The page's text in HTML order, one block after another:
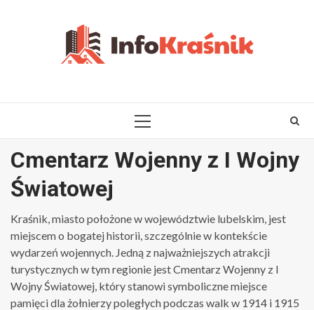
PRIMARY
Cmentarz Wojenny z I Wojny
Światowej
Kraśnik, miasto położone w województwie lubelskim, jest
miejscem o bogatej historii, szczególnie w kontekście
wydarzeń wojennych. Jedną z najważniejszych atrakcji
turystycznych w tym regionie jest Cmentarz Wojenny z I
Wojny Światowej, który stanowi symboliczne miejsce
pamięci dla żołnierzy poległych podczas walk w 1914 i 1915